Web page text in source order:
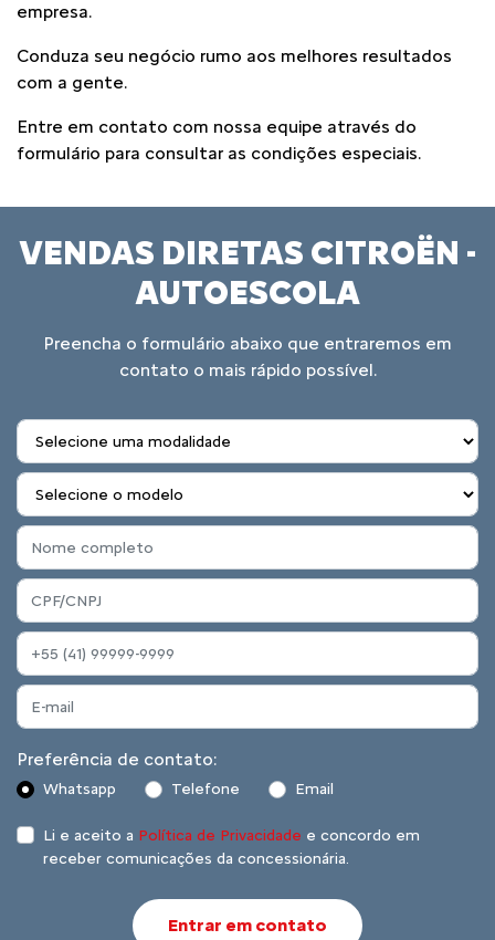
empresa.
Conduza seu negócio rumo aos melhores resultados
com a gente.
Entre em contato com nossa equipe através do
formulário para consultar as condições especiais.
VENDAS DIRETAS CITROËN -
AUTOESCOLA
Preencha o formulário abaixo que entraremos em
contato o mais rápido possível.
Preferência de contato:
Whatsapp Telefone Email
Li e aceito a Política de Privacidade e concordo em
receber comunicações da concessionária.
Entrar em contato